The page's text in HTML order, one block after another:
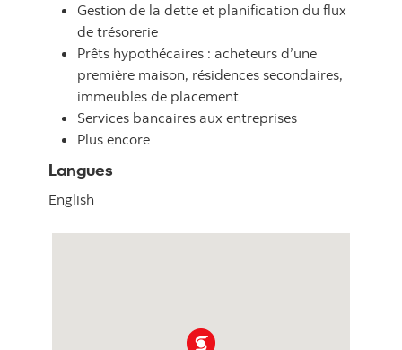
Gestion de la dette et planification du flux
de trésorerie
Prêts hypothécaires : acheteurs d’une
première maison, résidences secondaires,
immeubles de placement
Services bancaires aux entreprises
Plus encore
Langues
English